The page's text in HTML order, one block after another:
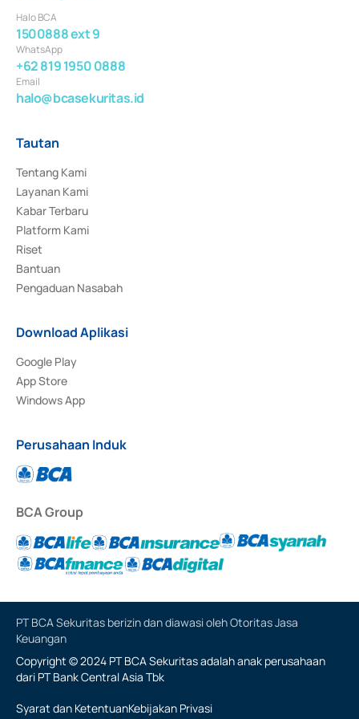
Halo BCA
1500888 ext 9
WhatsApp
+62 819 1950 0888
Email
halo@bcasekuritas.id
Tautan
Tentang Kami
Layanan Kami
Kabar Terbaru
Platform Kami
Riset
Bantuan
Pengaduan Nasabah
Download Aplikasi
Google Play
App Store
Windows App
Perusahaan Induk
BCA Group
PT BCA Sekuritas berizin dan diawasi oleh Otoritas Jasa
Keuangan
Copyright © 2024 PT BCA Sekuritas adalah anak perusahaan
dari PT Bank Central Asia Tbk
Syarat dan KetentuanKebijakan Privasi